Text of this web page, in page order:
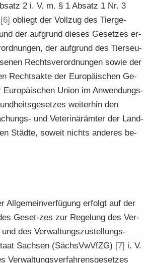
2 i. V. m. § 1 Ab­satz 1 Nr. 3
[6] ob­liegt der Voll­zug des Tier­ge­
der auf­grund die­ses Ge­set­zes er­
der auf­grund des Tier­seu­
Rechts­ver­ord­nun­gen sowie der
Rechts­ak­te der Eu­ro­päi­schen Ge­
Eu­ro­päi­schen Union im An­wen­dungs­
wei­ter­hin den
und Ve­te­ri­när­äm­ter der Land­
Städ­te, so­weit nichts an­de­res be­
All­ge­mein­ver­fü­gung er­folgt auf der
Geset-​zes zur Re­ge­lung des Ver­
des Ver­wal­tungs­zu­stel­lungs­
Sach­sen (Sächs­VwVfZG) [7] i. V.
Ver­wal­tungs­ver­fah­rens­ge­set­zes